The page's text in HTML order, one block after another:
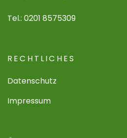
Tel.: 0201 8575309
RECHTLICHES
Datenschutz
Impressum